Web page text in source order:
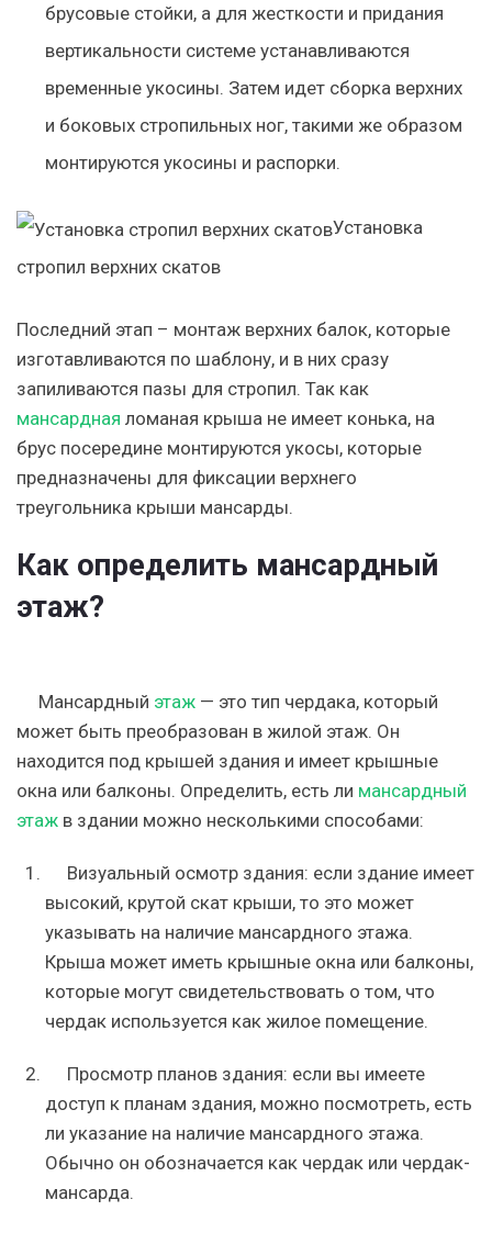
брусовые стойки, а для жесткости и придания
вертикальности системе устанавливаются
временные укосины. Затем идет сборка верхних
и боковых стропильных ног, такими же образом
монтируются укосины и распорки.
Установка
стропил верхних скатов
Последний этап – монтаж верхних балок, которые
изготавливаются по шаблону, и в них сразу
запиливаются пазы для стропил. Так как
мансардная ломаная крыша не имеет конька, на
брус посередине монтируются укосы, которые
предназначены для фиксации верхнего
треугольника крыши мансарды.
Как определить мансардный
этаж?
Мансардный этаж — это тип чердака, который
может быть преобразован в жилой этаж. Он
находится под крышей здания и имеет крышные
окна или балконы. Определить, есть ли мансардный
этаж в здании можно несколькими способами:
Визуальный осмотр здания: если здание имеет
высокий, крутой скат крыши, то это может
указывать на наличие мансардного этажа.
Крыша может иметь крышные окна или балконы,
которые могут свидетельствовать о том, что
чердак используется как жилое помещение.
Просмотр планов здания: если вы имеете
доступ к планам здания, можно посмотреть, есть
ли указание на наличие мансардного этажа.
Обычно он обозначается как чердак или чердак-
мансарда.